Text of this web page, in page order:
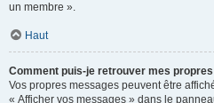
un membre ».
Haut
Comment puis-je retrouver mes
Vos propres messages peuvent être
« Afficher vos messages » dans le